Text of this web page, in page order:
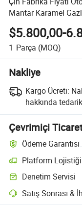
Mantar Karamel
Yapma Makinesi
$5.800,00-
1 Parça (MOQ)
Nakliye
Kargo Ücreti:
hakkında
Çevrimiçi
Ödeme Garantisi
Platform Lojistiği
Denetim Servisi
Satış Sonrası &